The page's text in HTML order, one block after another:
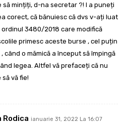
să mințiți, d-na secretar ?! I a puneți
corect, că bănuiesc că dvs v-ați luat
ordinul 3480/2018 care modifică
primesc aceste burse , cel puțin
când o mămică a început să împingă
legea. Altfel vă prefaceți că nu
vă fie!
Rodica ianuarie 31, 2022 La 16:07